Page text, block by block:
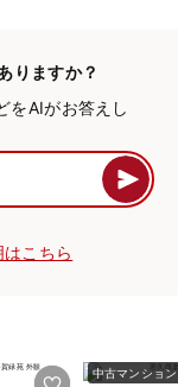
りますか？
をAIがお答えし
こちら
中古マンション